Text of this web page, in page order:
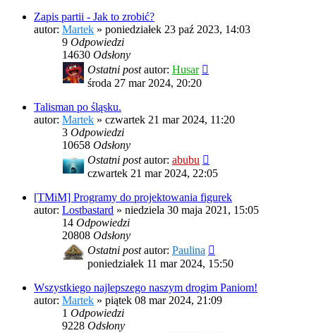
Zapis partii - Jak to zrobić?
autor: Martek » poniedziałek 23 paź 2023, 14:03
9 Odpowiedzi
14630 Odsłony
Ostatni postautor: Husar
środa 27 mar 2024, 20:20
Talisman po śląsku.
autor: Martek » czwartek 21 mar 2024, 11:20
3 Odpowiedzi
10658 Odsłony
Ostatni postautor: abubu
czwartek 21 mar 2024, 22:05
[TMiM] Programy do projektowania figurek
autor: Lostbastard » niedziela 30 maja 2021, 15:05
14 Odpowiedzi
20808 Odsłony
Ostatni postautor: Paulina
poniedziałek 11 mar 2024, 15:50
Wszystkiego najlepszego naszym drogim Paniom!
autor: Martek » piątek 08 mar 2024, 21:09
1 Odpowiedzi
9228 Odsłony